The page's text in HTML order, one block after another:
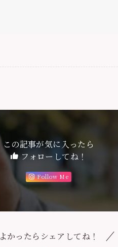
この記事が気に入ったら
フォローしてね！
Follow Me
よかったらシェアしてね！